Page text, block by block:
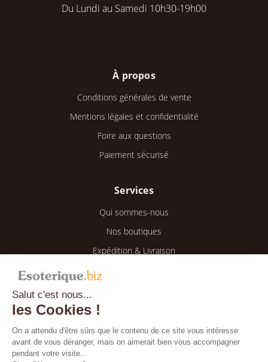
Salut c'est nous...
les Cookies !
On a attendu d'être sûrs que le contenu de ce site vous intéresse
avant de vous déranger, mais on aimerait bien vous accompagner
pendant votre visite...
Du Lundi au Samedi 10h30-19h00
À propos
Conditions générales de vente
Mentions légales et confidentialité
Foire aux questions
Paiement sécurisé
Services
Qui sommes-nous
Nos boutiques
Expédition & Livraison
Retour & Remboursement
Mon compte
Mes informations